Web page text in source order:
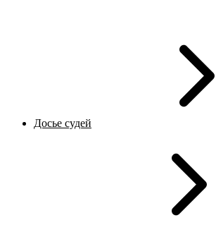
Досье судей